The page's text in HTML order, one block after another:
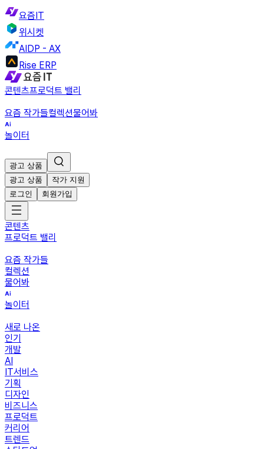
요즘IT
위시켓
AIDP - AX
Rise ERP
콘텐츠프로덕트 밸리
요즘 작가들컬렉션물어봐
놀이터
광고 상품
광고 상품
작가 지원
로그인
회원가입
콘텐츠
프로덕트 밸리
요즘 작가들
컬렉션
물어봐
놀이터
새로 나온
인기
개발
AI
IT서비스
기획
디자인
비즈니스
프로덕트
커리어
트렌드